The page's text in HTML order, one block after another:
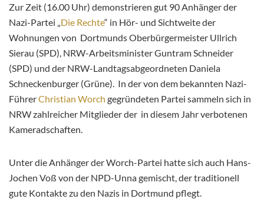
Zur Zeit (16.00 Uhr) demonstrieren gut 90 Anhänger der
Nazi-Partei „ Die Rechte“ in Hör- und Sichtweite der
Wohnungen von Dortmunds Oberbürgermeister Ullrich
Sierau (SPD), NRW-Arbeitsminister Guntram Schneider
(SPD) und der NRW-Landtagsabgeordneten Daniela
Schneckenburger (Grüne). In der von dem bekannten Nazi-
FührerChristian Worch gegründeten Partei sammeln sich in
NRW zahlreicher Mitglieder der in diesem Jahr verbotenen
Kameradschaften.
Unter die Anhänger der Worch-Partei hatte sich auch Hans-
Jochen Voß von der NPD-Unna gemischt, der traditionell
gute Kontakte zu den Nazis in Dortmund pflegt.